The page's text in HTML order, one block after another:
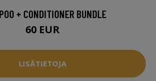
+ CONDITIONER BUNDLE
60 EUR
LISÄTIETOJA